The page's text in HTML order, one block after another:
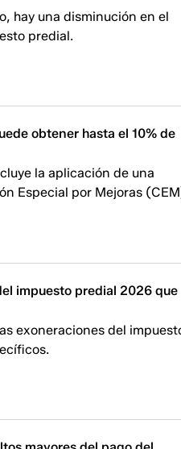
hay una disminución en el
predial.
obtener hasta el 10% de
la aplicación de una
Especial por Mejoras
impuesto predial 2026 que
exoneraciones del